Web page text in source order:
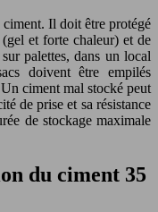
Il doit être protégé
et forte chaleur) et de
palettes, dans un local
doivent être empilés
ciment mal stocké peut
de prise et sa résistance
de stockage maximale
du ciment 35